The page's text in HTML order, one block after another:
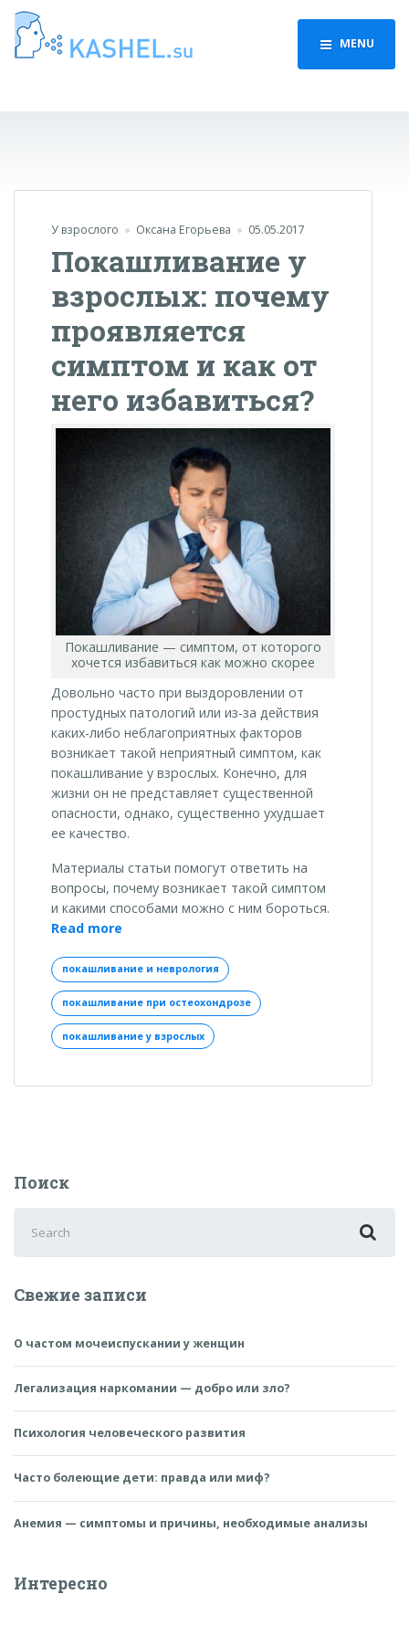
MENU
У взрослого Оксана Егорьева 05.05.2017
Покашливание у
взрослых: почему
проявляется
симптом и как от
него избавиться?
Покашливание — симптом, от которого
хочется избавиться как можно скорее
Довольно часто при выздоровлении от
простудных патологий или из-за действия
каких-либо неблагоприятных факторов
возникает такой неприятный симптом, как
покашливание у взрослых. Конечно, для
жизни он не представляет существенной
опасности, однако, существенно ухудшает
ее качество.
Материалы статьи помогут ответить на
вопросы, почему возникает такой симптом
и какими способами можно с ним бороться.
Read more
взрослых:
почему
проявляется
симптом
и
от
покашливание и неврология
покашливание при остеохондрозе
покашливание у взрослых
Поиск
for:
Свежие записи
О частом мочеиспускании у женщин
Легализация наркомании — добро или зло?
Психология человеческого развития
Часто болеющие дети: правда или миф?
Анемия — симптомы и причины, необходимые анализы
Интересно